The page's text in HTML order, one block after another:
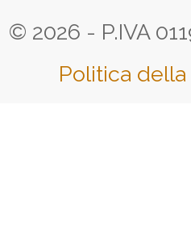
© 2026 - P.IVA
Politica